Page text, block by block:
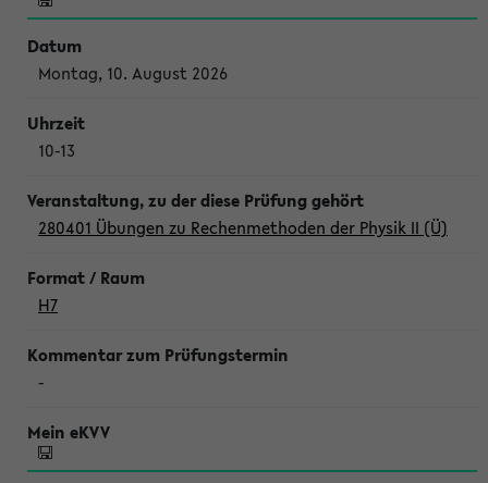
Montag, 10. August 2026
10-13
280401 Übungen zu Rechenmethoden der Physik II (Ü)
H7
-